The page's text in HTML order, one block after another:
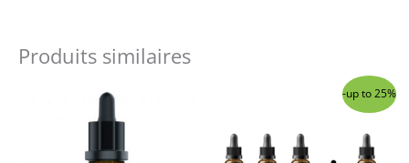
Produits similaires
-up to 25%
Ce
produit
plusieurs